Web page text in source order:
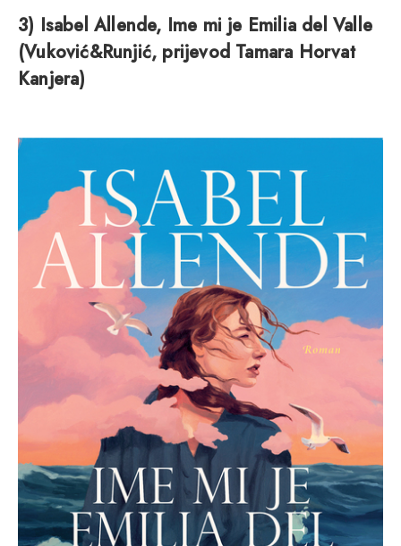
3) Isabel Allende, Ime mi je Emilia del Valle
(Vuković&Runjić, prijevod Tamara Horvat
Kanjera)